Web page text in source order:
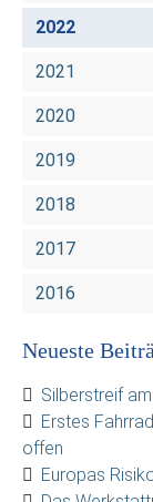
2022
2021
2020
2019
2018
2017
2016
Neueste
Silberstreif
Erstes
offen
Europas